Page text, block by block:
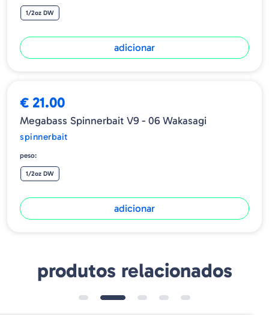
1/2oz DW
adicionar
€ 21.00
Megabass Spinnerbait V9 - 06 Wakasagi
spinnerbait
peso:
1/2oz DW
adicionar
produtos relacionados